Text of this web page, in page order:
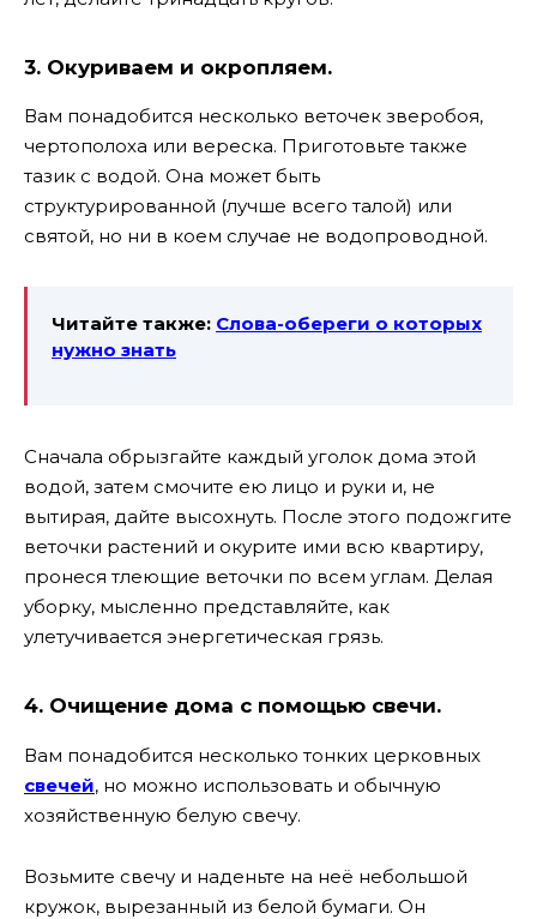
3. Окуриваем и окропляем.
Вам понадобится несколько веточек зверобоя,
чертополоха или вереска. Приготовьте также
тазик с водой. Она может быть
структурированной (лучше всего талой) или
святой, но ни в коем случае не водопроводной.
Читайте также: Слова-обереги о которых
нужно знать
Сначала обрызгайте каждый уголок дома этой
водой, затем смочите ею лицо и руки и, не
вытирая, дайте высохнуть. После этого подожгите
веточки растений и окурите ими всю квартиру,
пронеся тлеющие веточки по всем углам. Делая
уборку, мысленно представляйте, как
улетучивается энергетическая грязь.
4. Очищение дома с помощью свечи.
Вам понадобится несколько тонких церковных
свечей, но можно использовать и обычную
хозяйственную белую свечу.
Возьмите свечу и наденьте на неё небольшой
кружок, вырезанный из белой бумаги. Он